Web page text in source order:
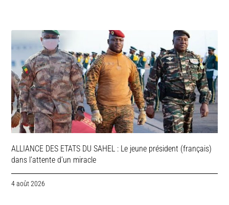
ALLIANCE DES ETATS DU SAHEL : Le jeune président (français)
dans l’attente d’un miracle
4 août 2026